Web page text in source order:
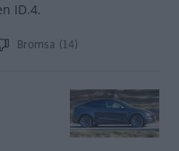
ID.4.
Bromsa (14)